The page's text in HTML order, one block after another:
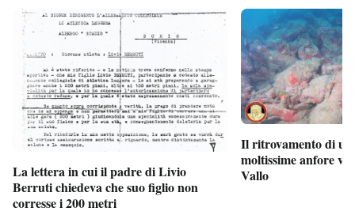
La lettera in cui il padre di Livio
Berruti chiedeva che suo figlio non
corresse i 200 metri
Il ritrovamento di
moltissime anfore
Vallo